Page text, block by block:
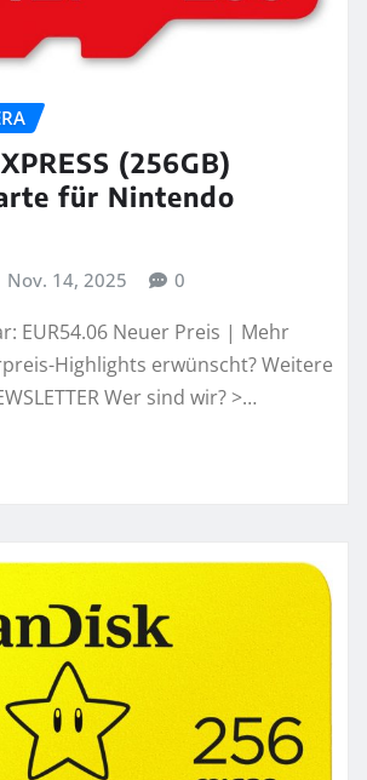
(256GB)
für Nintendo
Nov. 14, 2025 0
EUR54.06 Neuer Preis | Mehr
Highlights erwünscht? Weitere
Wer sind wir? >…